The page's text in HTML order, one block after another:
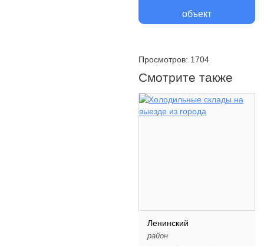
объект
Просмотров: 1704
Смотрите также
Ленинский
район